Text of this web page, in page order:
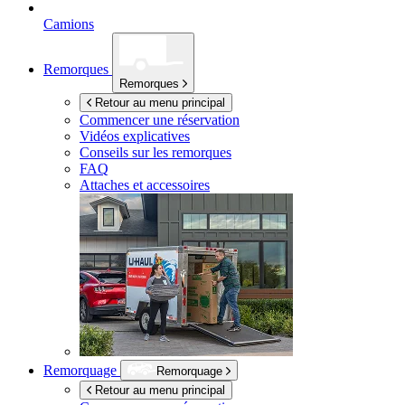
Camions
Remorques
Remorques
Retour au menu principal
Commencer une réservation
Vidéos explicatives
Conseils sur les remorques
FAQ
Attaches et accessoires
Remorquage
Remorquage
Retour au menu principal